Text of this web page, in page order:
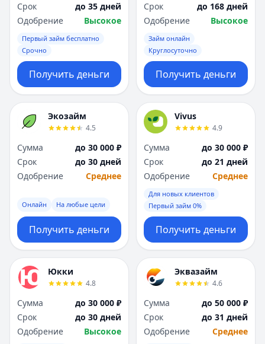
Срок
до 35 дней
Одобрение
Высокое
Первый займ бесплатно
Срочно
Получить деньги
Срок
до 168 дней
Одобрение
Высокое
Займ онлайн
Круглосуточно
Получить деньги
Экозайм
4.5
Сумма
до 30 000 ₽
Срок
до 30 дней
Одобрение
Среднее
Онлайн На любые цели
Получить деньги
Vivus
4.9
Сумма
до 30 000 ₽
Срок
до 21 дней
Одобрение
Среднее
Для новых клиентов
Первый займ 0%
Получить деньги
Юкки
4.8
Сумма
до 30 000 ₽
Срок
до 30 дней
Одобрение
Высокое
Эквазайм
4.6
Сумма
до 50 000 ₽
Срок
до 31 дней
Одобрение
Среднее